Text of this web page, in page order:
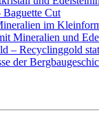
Cut
im
Mineralien und
– Recyclinggold
der